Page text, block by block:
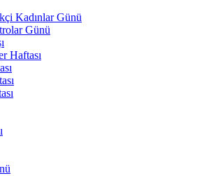
Kadınlar Günü
Günü
Haftası